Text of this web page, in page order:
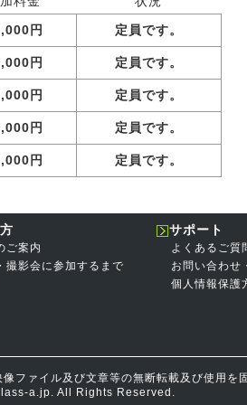
円 定員です。
円 定員です。
円 定員です。
円 定員です。
円 定員です。
ご案内
撮影会に参加するまで
サポート
よくあるご質
お問い合わせ
個人情報保護
ファイル及び文章等の無断転載及び使用を
a.jp. All Rights Reserved.